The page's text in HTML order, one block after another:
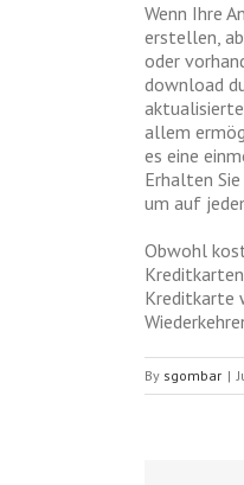
Wenn Ihre
erstellen,
oder
download
allem
es eine
Erhalten
um auf
Obwohl
Kreditkarte
By sgombar |